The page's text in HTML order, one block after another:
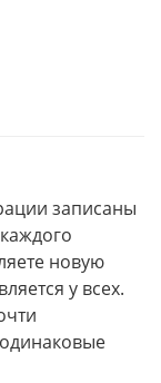
записаны
новую
у всех.